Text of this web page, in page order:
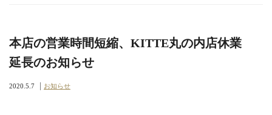
本店の営業時間短縮、KITTE丸の内店休業
延長のお知らせ
2020.5.7 お知らせ